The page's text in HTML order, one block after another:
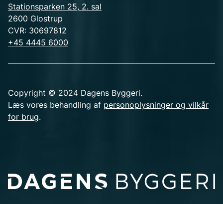
Stationsparken 25, 2. sal
2600 Glostrup
CVR: 30697812
+45 4445 6000
Copyright © 2024 Dagens Byggeri.
Læs vores behandling af personoplysninger og vilkår
for brug.